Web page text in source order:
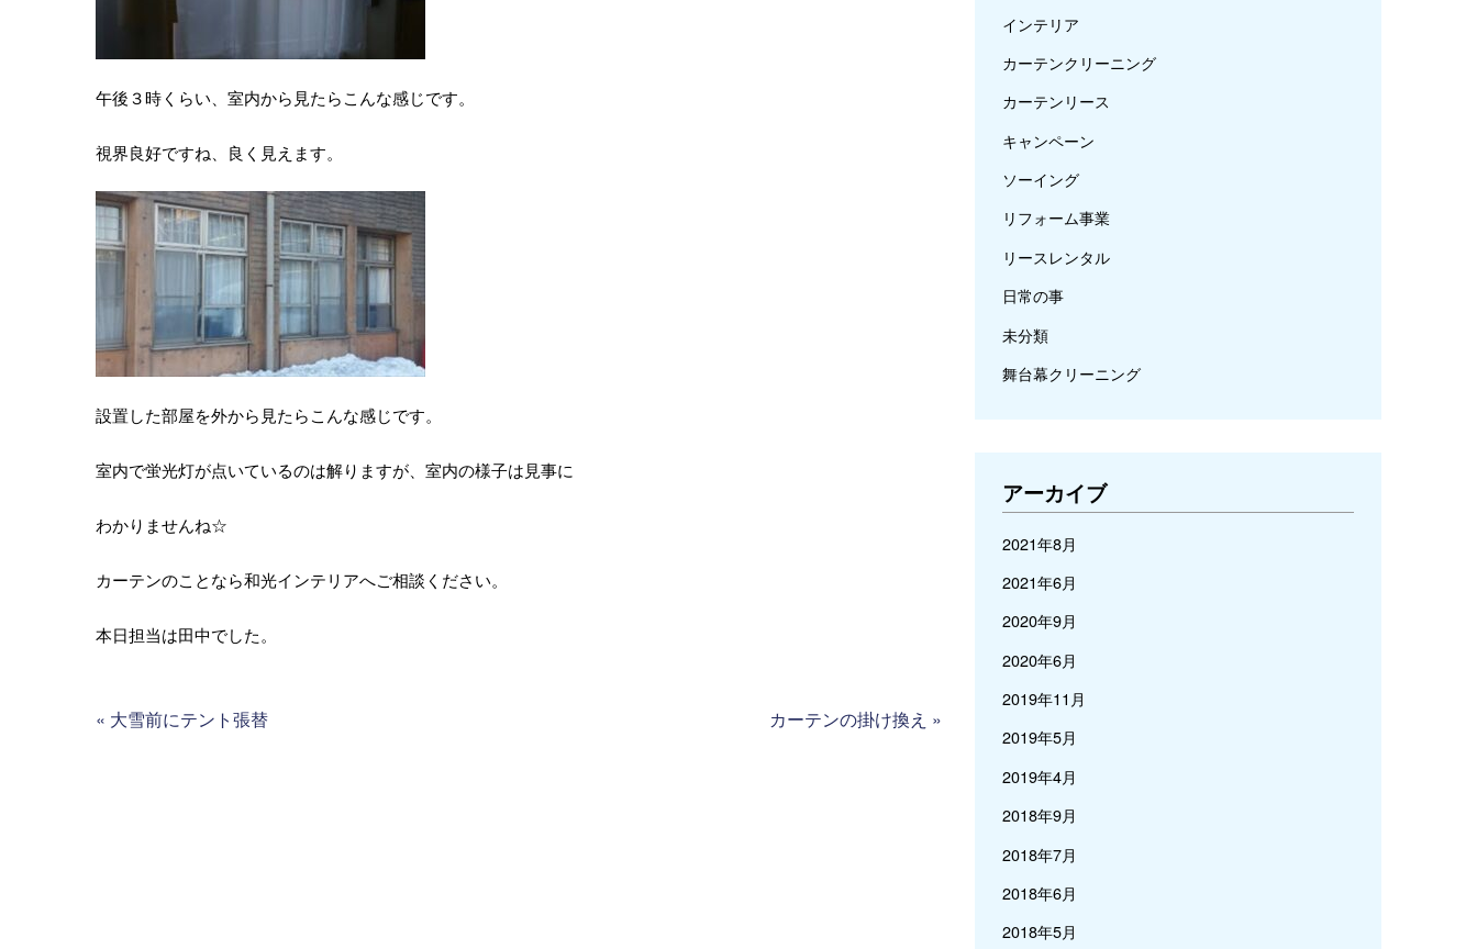
午後３時くらい、室内から見たらこんな感じです。
視界良好ですね、良く見えます。
設置した部屋を外から見たらこんな感じです。
室内で蛍光灯が点いているのは解りますが、室内の様子は見事に
わかりませんね☆
カーテンのことなら和光インテリアへご相談ください。
本日担当は田中でした。
« 大雪前にテント張替 カーテンの掛け換え »
インテリア
カーテンクリーニング
カーテンリース
キャンペーン
ソーイング
リフォーム事業
リースレンタル
日常の事
未分類
舞台幕クリーニング
アーカイブ
2021年8月
2021年6月
2020年9月
2020年6月
2019年11月
2019年5月
2019年4月
2018年9月
2018年7月
2018年6月
2018年5月